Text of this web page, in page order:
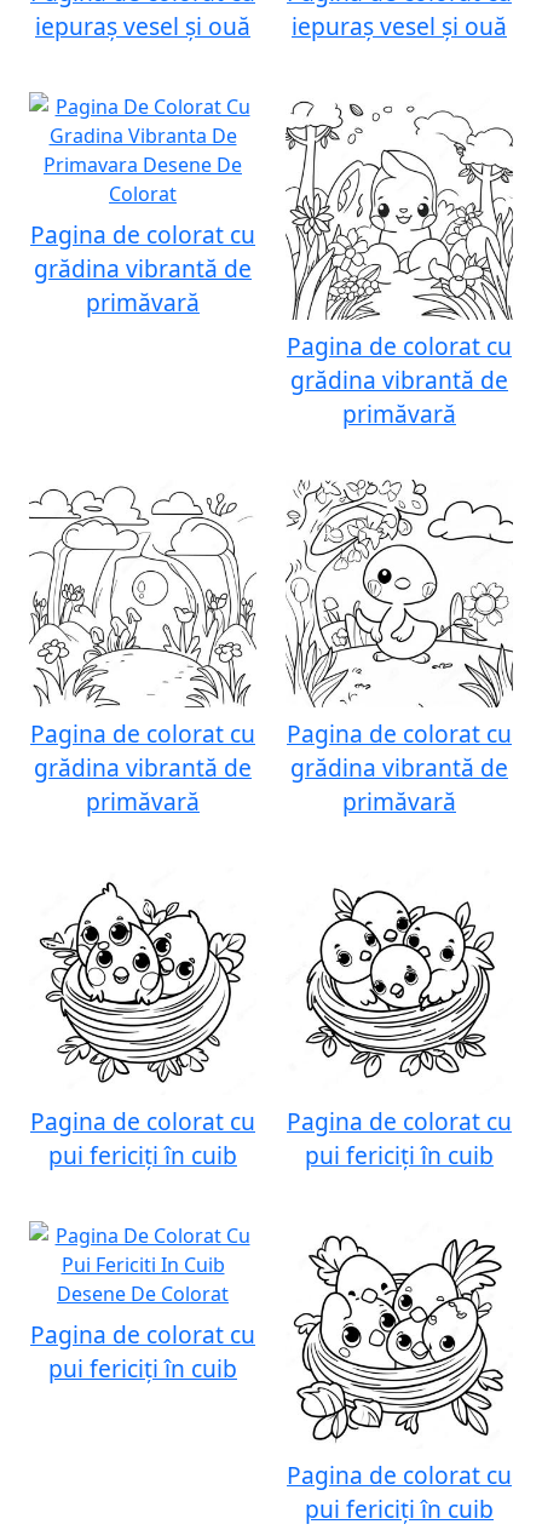
iepuraș vesel și ouă
iepuraș vesel și ouă
Pagina de colorat cu
grădina vibrantă de
primăvară
Pagina de colorat cu
grădina vibrantă de
primăvară
Pagina de colorat cu
grădina vibrantă de
primăvară
Pagina de colorat cu
grădina vibrantă de
primăvară
Pagina de colorat cu
pui fericiți în cuib
Pagina de colorat cu
pui fericiți în cuib
Pagina de colorat cu
pui fericiți în cuib
Pagina de colorat cu
pui fericiți în cuib